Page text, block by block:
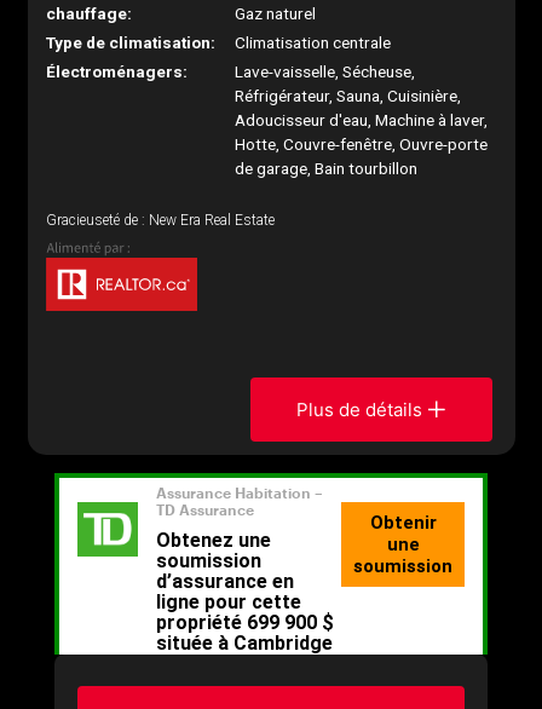
chauffage:
Gaz naturel
Type de climatisation:
Climatisation centrale
Électroménagers:
Lave-vaisselle, Sécheuse,
Réfrigérateur, Sauna, Cuisinière,
Adoucisseur d'eau, Machine à laver,
Hotte, Couvre-fenêtre, Ouvre-porte
de garage, Bain tourbillon
Gracieuseté de : New Era Real Estate
Plus de détails